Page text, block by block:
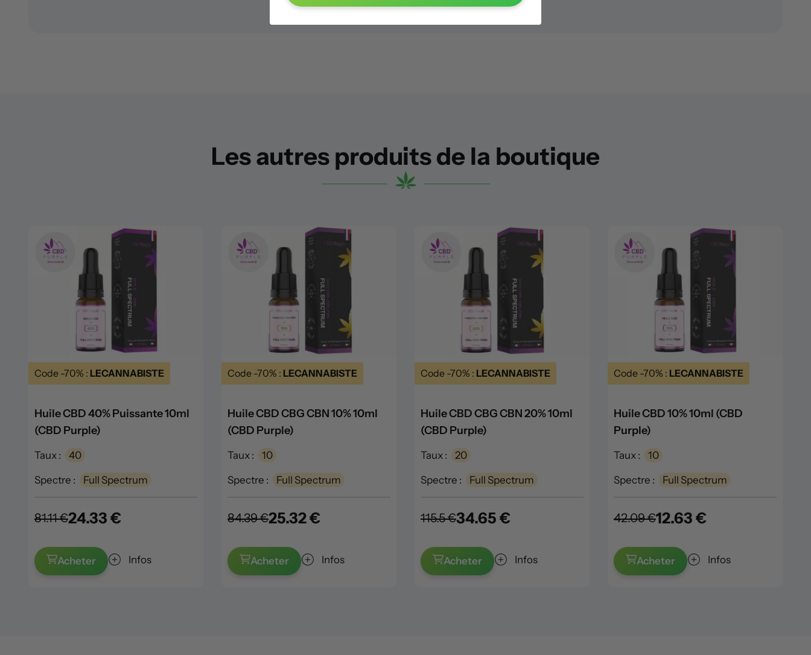
Les autres produits de la boutique
Code -70% : LECANNABISTE
Huile CBD 40% Puissante 10ml
(CBD Purple)
Taux : 40
Spectre : Full Spectrum
81.11 €24.33 €
Acheter Infos
Code -70% : LECANNABISTE
Huile CBD CBG CBN 10% 10ml
(CBD Purple)
Taux : 10
Spectre : Full Spectrum
84.39 €25.32 €
Acheter Infos
Code -70% : LECANNABISTE
Huile CBD CBG CBN 20% 10ml
(CBD Purple)
Taux : 20
Spectre : Full Spectrum
115.5 €34.65 €
Acheter Infos
Code -70% : LECANNABISTE
Huile CBD 10% 10ml (CBD
Purple)
Taux : 10
Spectre : Full Spectrum
42.09 €12.63 €
Acheter Infos